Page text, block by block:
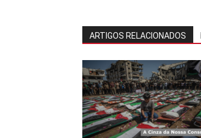
ARTIGOS RELACIONADOS